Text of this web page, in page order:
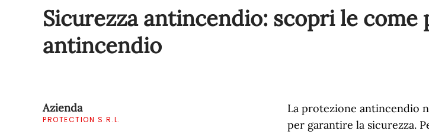
Sicurezza antincendio: scopri le
antincendio
Azienda
PROTECTION S.R.L.
La protezione antincendio
per garantire la sicurezza.